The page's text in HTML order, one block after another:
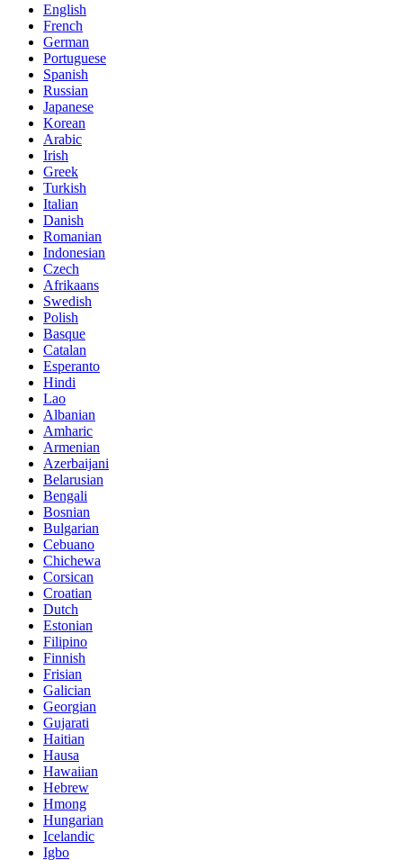
English
French
German
Portuguese
Spanish
Russian
Japanese
Korean
Arabic
Irish
Greek
Turkish
Italian
Danish
Romanian
Indonesian
Czech
Afrikaans
Swedish
Polish
Basque
Catalan
Esperanto
Hindi
Lao
Albanian
Amharic
Armenian
Azerbaijani
Belarusian
Bengali
Bosnian
Bulgarian
Cebuano
Chichewa
Corsican
Croatian
Dutch
Estonian
Filipino
Finnish
Frisian
Galician
Georgian
Gujarati
Haitian
Hausa
Hawaiian
Hebrew
Hmong
Hungarian
Icelandic
Igbo